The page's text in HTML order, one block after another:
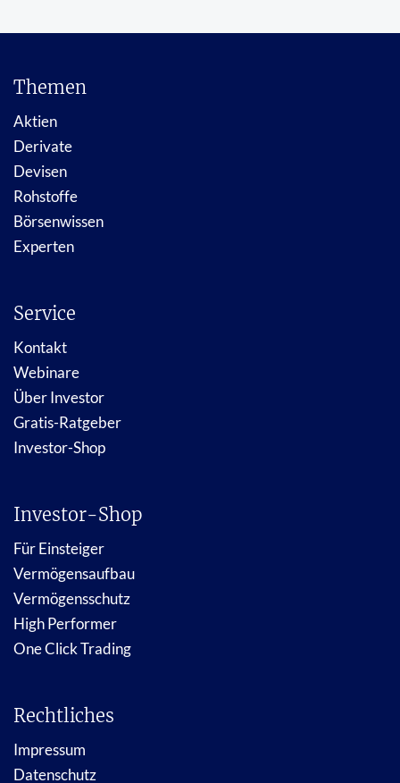
Themen
Aktien
Derivate
Devisen
Rohstoffe
Börsenwissen
Experten
Service
Kontakt
Webinare
Über Investor
Gratis-Ratgeber
Investor-Shop
Investor-Shop
Für Einsteiger
Vermögensaufbau
Vermögensschutz
High Performer
One Click Trading
Rechtliches
Impressum
Datenschutz